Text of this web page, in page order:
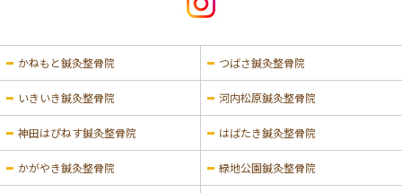
かねもと鍼灸整骨院 つばさ鍼灸整骨院
いきいき鍼灸整骨院 河内松原鍼灸整骨院
神田はぴねす鍼灸整骨院 はばたき鍼灸整骨院
かがやき鍼灸整骨院 緑地公園鍼灸整骨院